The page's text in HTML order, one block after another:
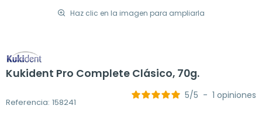
Haz clic en la imagen para ampliarla
Kukident Pro Complete Clásico, 70g.
Referencia: 158241
5/5 - 1 opiniones